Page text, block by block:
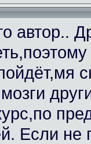
автор..
мозги
Если не